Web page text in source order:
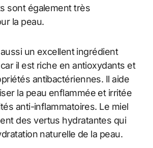
sont également très
la peau.
un excellent ingrédient
il est riche en antioxydants et
antibactériennes. Il aide
la peau enflammée et irritée
anti-inflammatoires. Le miel
des vertus hydratantes qui
naturelle de la peau.